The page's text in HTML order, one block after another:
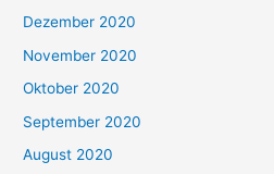
Dezember 2020
November 2020
Oktober 2020
September 2020
August 2020